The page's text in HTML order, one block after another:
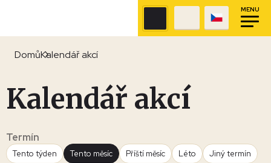
MENU
DomůKalendář akcí
Kalendář akcí
Termín
Tento týden Tento měsíc Příští měsíc Léto Jiný termín